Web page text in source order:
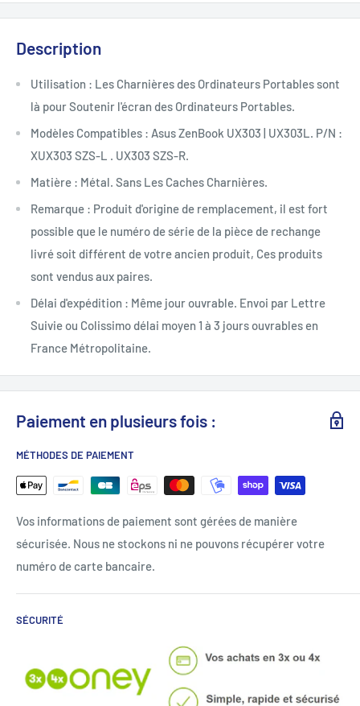
Description
Utilisation : Les Charnières des Ordinateurs Portables sont
là pour Soutenir l'écran des Ordinateurs Portables.
Modèles Compatibles : Asus ZenBook UX303 | UX303L. P/N :
XUX303 SZS-L . UX303 SZS-R.
Matière : Métal. Sans Les Caches Charnières.
Remarque : Produit d'origine de remplacement, il est fort
possible que le numéro de série de la pièce de rechange
livré soit différent de votre ancien produit, Ces produits
sont vendus aux paires.
Délai d'expédition : Même jour ouvrable. Envoi par Lettre
Suivie ou Colissimo délai moyen 1 à 3 jours ouvrables en
France Métropolitaine.
Paiement en plusieurs fois :
MÉTHODES DE PAIEMENT
Vos informations de paiement sont gérées de manière
sécurisée. Nous ne stockons ni ne pouvons récupérer votre
numéro de carte bancaire.
SÉCURITÉ